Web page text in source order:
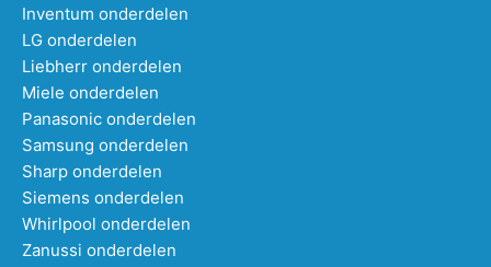
Inventum onderdelen
LG onderdelen
Liebherr onderdelen
Miele onderdelen
Panasonic onderdelen
Samsung onderdelen
Sharp onderdelen
Siemens onderdelen
Whirlpool onderdelen
Zanussi onderdelen